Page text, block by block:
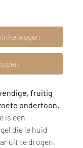
fruitig
ondertoon.
is een
die je huid
uit te drogen,